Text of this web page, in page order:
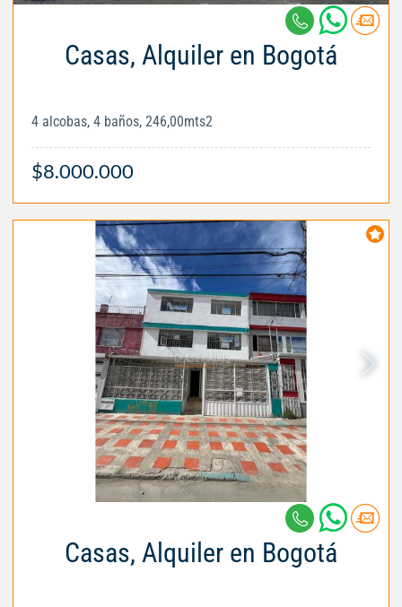
Casas, Alquiler en Bogotá
4 alcobas, 4 baños, 246,00mts2
$8.000.000
Casas, Alquiler en Bogotá